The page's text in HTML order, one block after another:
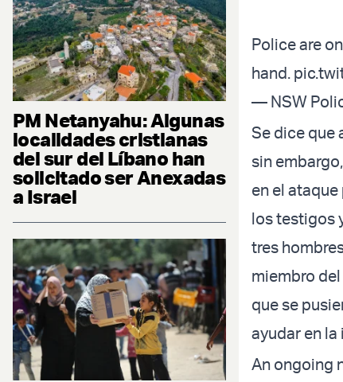
PM Netanyahu: Algunas
localidades cristianas
del sur del Líbano han
solicitado ser Anexadas
a Israel
Police are
hand.
— NSW
Se dice que
sin
en el
los testigos
tres
miembro
que se
ayudar en
An ongoing